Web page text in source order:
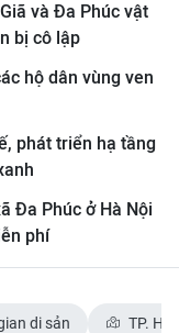
và Đa Phúc vật
bị cô lập
hộ dân vùng ven
phát triển hạ tầng
Đa Phúc ở Hà Nội
phí
di sản TP. Hà